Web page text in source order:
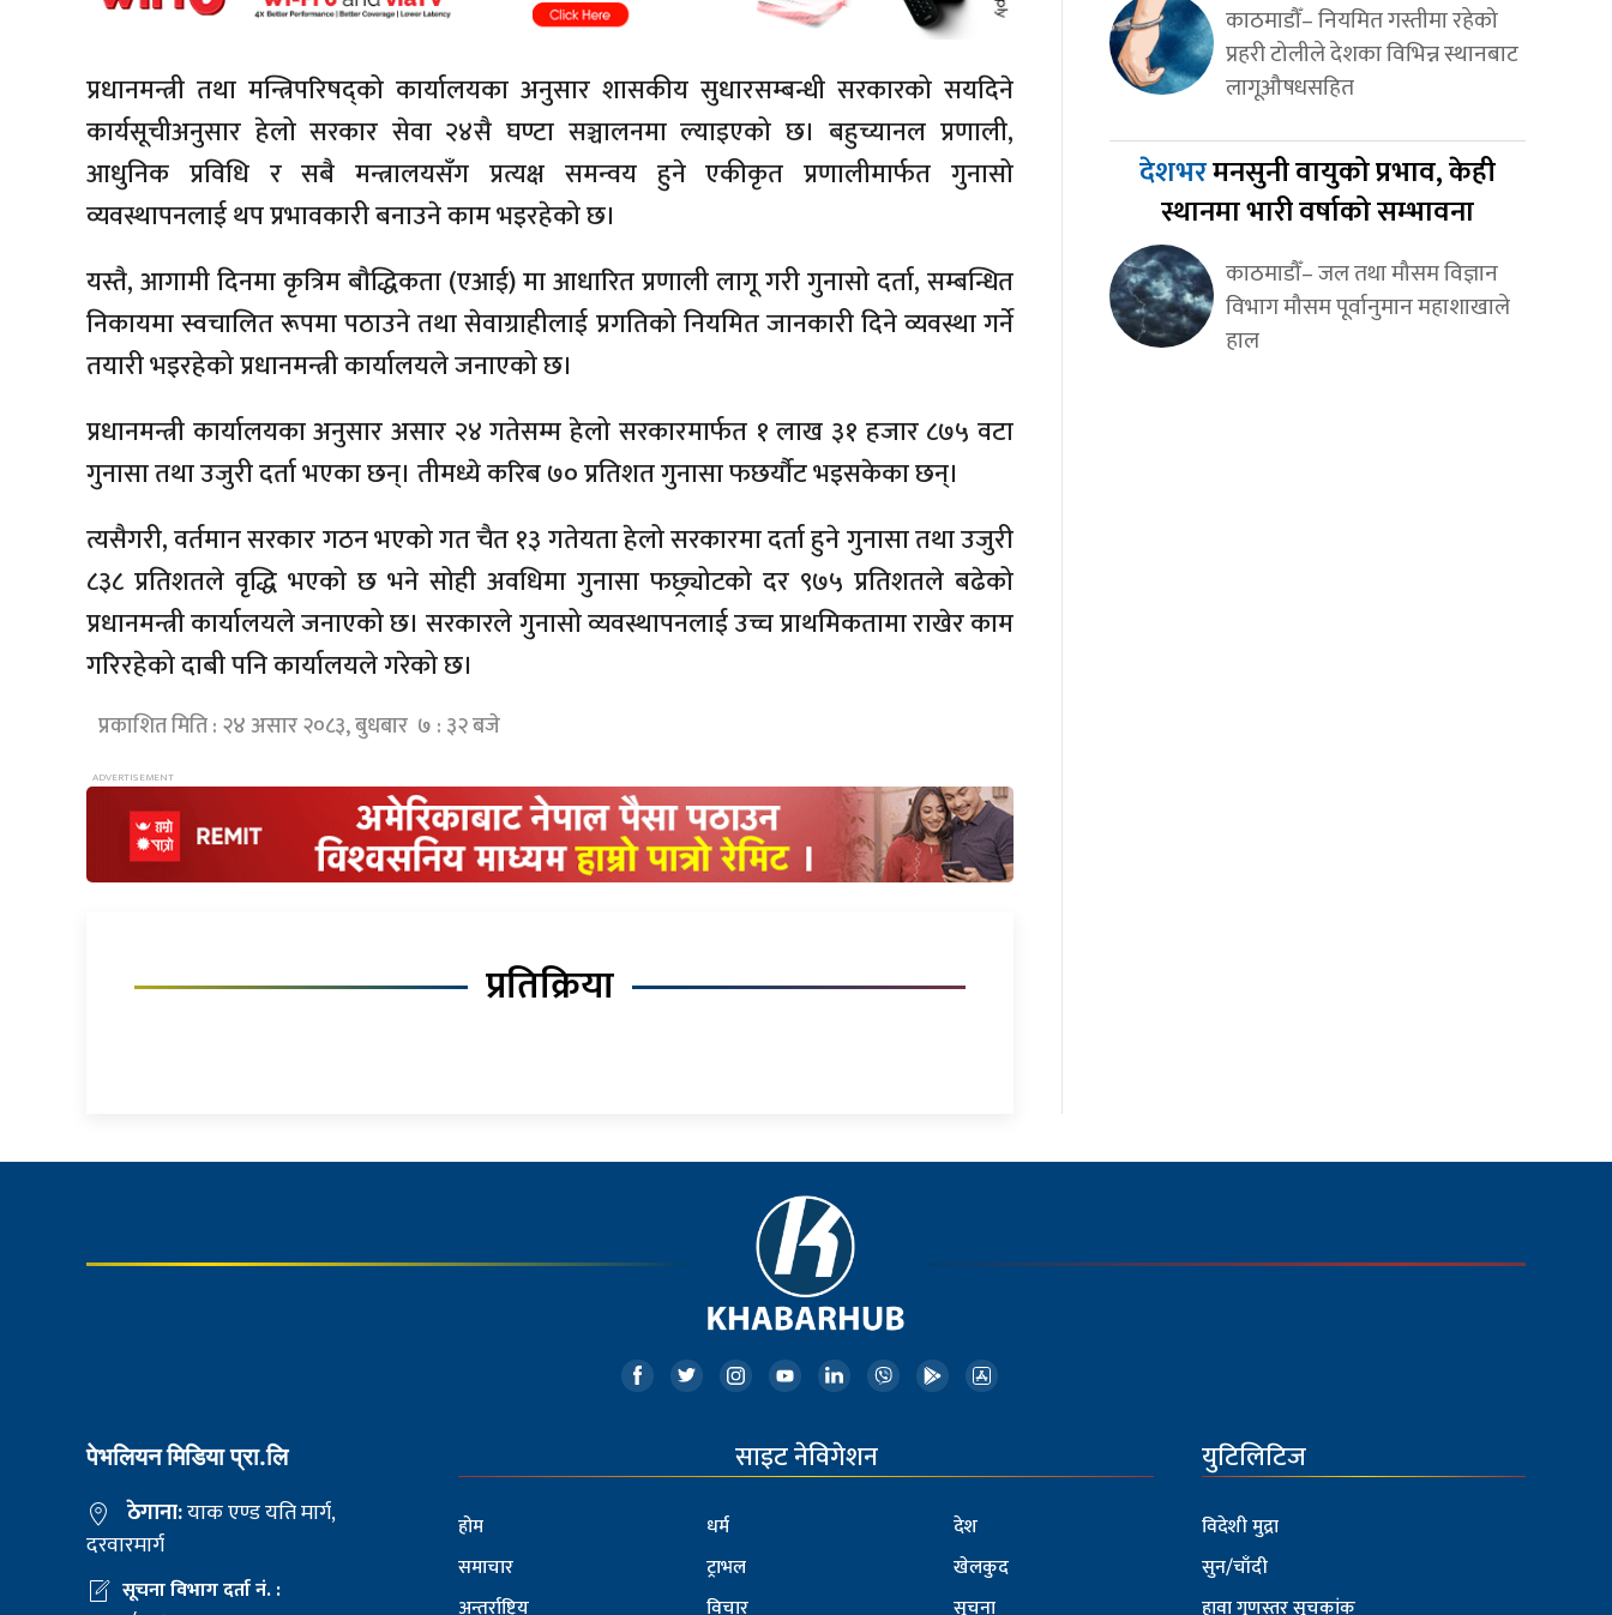
प्रधानमन्त्री तथा मन्त्रिपरिषद्को कार्यालयका अनुसार शासकीय सुधारसम्बन्धी सरकारको सयदिने
कार्यसूचीअनुसार हेलो सरकार सेवा २४सै घण्टा सञ्चालनमा ल्याइएको छ। बहुच्यानल प्रणाली,
आधुनिक प्रविधि र सबै मन्त्रालयसँग प्रत्यक्ष समन्वय हुने एकीकृत प्रणालीमार्फत गुनासो
व्यवस्थापनलाई थप प्रभावकारी बनाउने काम भइरहेको छ।
यस्तै, आगामी दिनमा कृत्रिम बौद्धिकता (एआई) मा आधारित प्रणाली लागू गरी गुनासो दर्ता, सम्बन्धित
निकायमा स्वचालित रूपमा पठाउने तथा सेवाग्राहीलाई प्रगतिको नियमित जानकारी दिने व्यवस्था गर्ने
तयारी भइरहेको प्रधानमन्त्री कार्यालयले जनाएको छ।
प्रधानमन्त्री कार्यालयका अनुसार असार २४ गतेसम्म हेलो सरकारमार्फत १ लाख ३१ हजार ८७५ वटा
गुनासा तथा उजुरी दर्ता भएका छन्। तीमध्ये करिब ७० प्रतिशत गुनासा फछर्यौट भइसकेका छन्।
त्यसैगरी, वर्तमान सरकार गठन भएको गत चैत १३ गतेयता हेलो सरकारमा दर्ता हुने गुनासा तथा उजुरी
८३८ प्रतिशतले वृद्धि भएको छ भने सोही अवधिमा गुनासा फछ्र्योटको दर ९७५ प्रतिशतले बढेको
प्रधानमन्त्री कार्यालयले जनाएको छ। सरकारले गुनासो व्यवस्थापनलाई उच्च प्राथमिकतामा राखेर काम
गरिरहेको दाबी पनि कार्यालयले गरेको छ।
प्रकाशित मिति : २४ असार २०८३, बुधबार ७ : ३२ बजे
प्रतिक्रिया
काठमाडौँ– नियमित गस्तीमा रहेको
प्रहरी टोलीले देशका विभिन्न स्थानबाट
लागूऔषधसहित
देशभरमनसुनी वायुको प्रभाव, केही
स्थानमा भारी वर्षाको सम्भावना
काठमाडौँ– जल तथा मौसम विज्ञान
विभाग मौसम पूर्वानुमान महाशाखाले
हाल
पेभलियन मिडिया प्रा.लि
ठेगाना:याक एण्ड यति मार्ग,
दरवारमार्ग
सूचना विभाग दर्ता नं. :
साइट नेविगेशन
होम
समाचार
अन्तर्राष्ट्रिय
धर्म
ट्राभल
विचार
देश
खेलकुद
सूचना
युटिलिटिज
विदेशी मुद्रा
सुन/चाँदी
हावा गुणस्तर सूचकांक